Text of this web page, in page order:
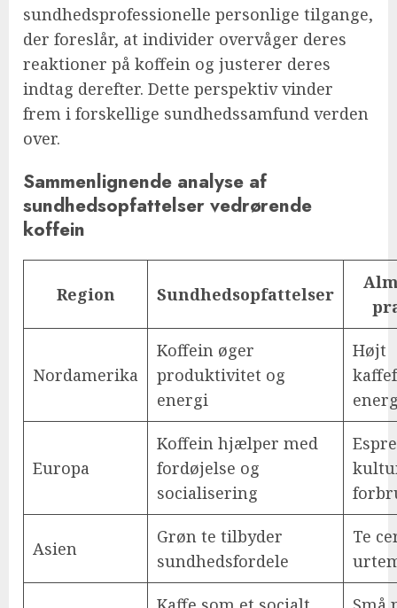
sundhedsprofessionelle personlige tilgange,
der foreslår, at individer overvåger deres
reaktioner på koffein og justerer deres
indtag derefter. Dette perspektiv vinder
frem i forskellige sundhedssamfund verden
over.
Sammenlignende analyse af
sundhedsopfattelser vedrørende
koffein
Region Sundhedsopfattelser
Nordamerika
Koffein øger
produktivitet og
energi
Højt
Europa
Koffein hjælper med
fordøjelse og
socialisering
Asien
Grøn te tilbyder
sundhedsfordele
Te